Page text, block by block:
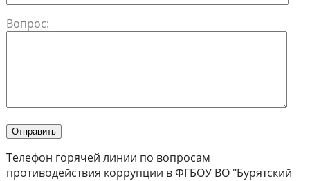
Вопрос:
Телефон горячей линии по вопросам
противодействия коррупции в ФГБОУ ВО "Бурятский